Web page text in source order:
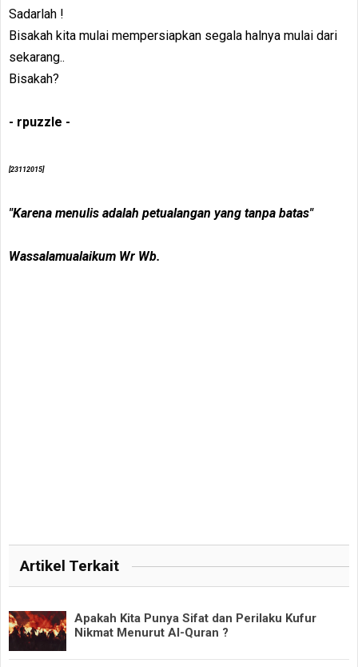
Sadarlah !
Bisakah kita mulai mempersiapkan segala halnya mulai dari
sekarang..
Bisakah?
- rpuzzle -
[23112015]
"Karena menulis adalah petualangan yang tanpa batas"
Wassalamualaikum Wr Wb.
Artikel Terkait
Apakah Kita Punya Sifat dan Perilaku Kufur
Nikmat Menurut Al-Quran ?